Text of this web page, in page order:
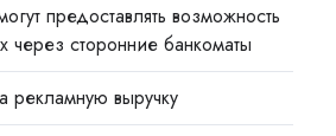
предоставлять возможность
через сторонние банкоматы
рекламную выручку